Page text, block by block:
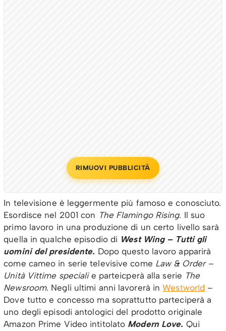
RIMUOVI PUBBLICITÀ
In televisione è leggermente più famoso e conosciuto.
Esordisce nel 2001 con The Flamingo Rising. Il suo
primo lavoro in una produzione di un certo livello sarà
quella in qualche episodio di West Wing – Tutti gli
uomini del presidente. Dopo questo lavoro apparirà
come cameo in serie televisive come Law & Order –
Unità Vittime specialie parteicperà alla serie The
Newsroom. Negli ultimi anni lavorerà inWestworld –
Dove tutto e concesso ma soprattutto parteciperà a
uno degli episodi antologici del prodotto originale
Amazon Prime Video intitolato Modern Love. Qui